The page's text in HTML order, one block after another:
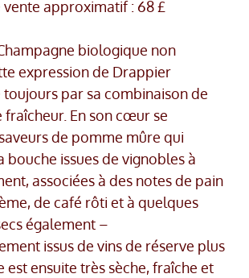
vente approximatif : 68 £
biologique non
expression de Drappier
par sa combinaison de
fraîcheur. En son cœur se
de pomme mûre qui
bouche issues de vignobles à
associées à des notes de pain
de café rôti et à quelques
également –
issus de vins de réserve plus
est ensuite très sèche, fraîche et